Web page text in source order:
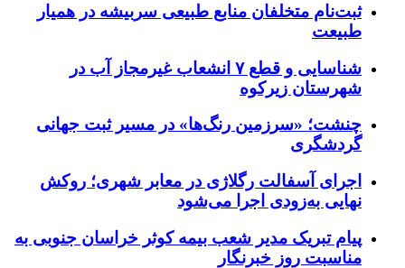
ثبت‌نام متخلفان منابع طبیعی سربیشه در همیار
طبیعت
شناسایی و قطع ۷ انشعاب غیرمجاز آب در
شهرستان زیرکوه
چنشت؛ «سرزمین رنگ‌ها» در مسیر ثبت جهانی
گردشگری
اجرای آسفالت رگلاژی در معابر شهری؛ روکش
نهایی به‌زودی اجرا می‌شود
پیام تبریک مدیر شعب بیمه کوثر خراسان جنوبی به
مناسبت روز خبرنگار